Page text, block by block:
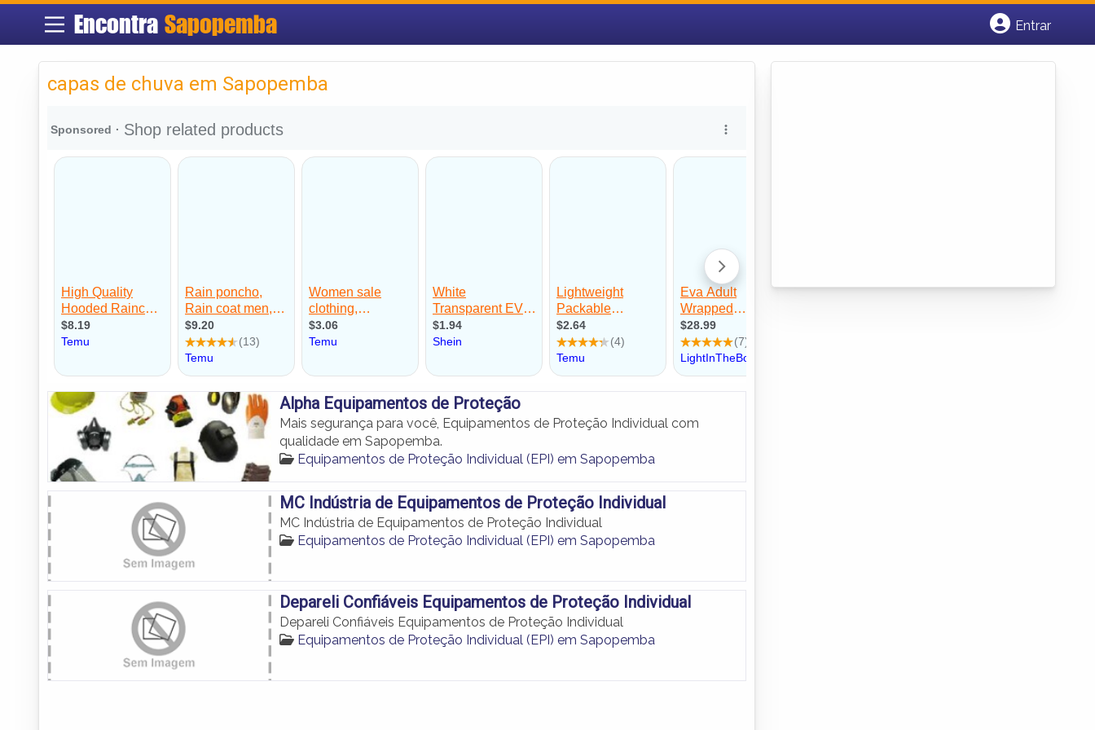
Encontra Sapopemba
Entrar
capas de chuva em Sapopemba
Alpha Equipamentos de Proteção
Mais segurança para você, Equipamentos de Proteção Individual com
qualidade em Sapopemba.
Equipamentos de Proteção Individual (EPI) em Sapopemba
MC Indústria de Equipamentos de Proteção Individual
MC Indústria de Equipamentos de Proteção Individual
Equipamentos de Proteção Individual (EPI) em Sapopemba
Depareli Confiáveis Equipamentos de Proteção Individual
Depareli Confiáveis Equipamentos de Proteção Individual
Equipamentos de Proteção Individual (EPI) em Sapopemba